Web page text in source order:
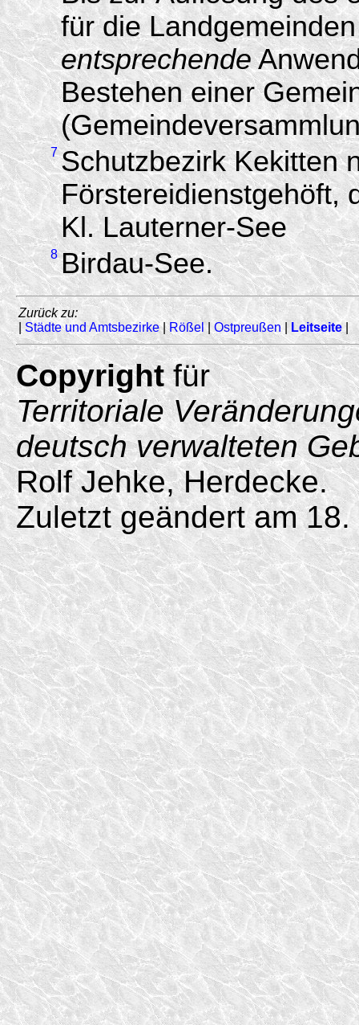
für die
entsprechende
Bestehen einer
7 Schutzbezirk Kekitten
Förstereidienstgehöft,
Kl. Lauterner-See
8 Birdau-See.
Zurück zu:
|Städte und Amtsbezirke|Rößel| Ostpreußen| Leitseite
Copyrightfür
Territoriale
deutsch verwalteten
Rolf Jehke, Herdecke.
Zuletzt geändert am